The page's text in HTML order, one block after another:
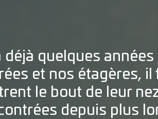
déjà quelques
et nos étagères,
le bout de leur
depuis plus